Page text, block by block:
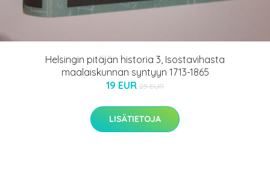
Helsingin pitäjän historia 3, Isostavihasta
maalaiskunnan syntyyn 1713-1865
19 EUR 25 EUR
LISÄTIETOJA